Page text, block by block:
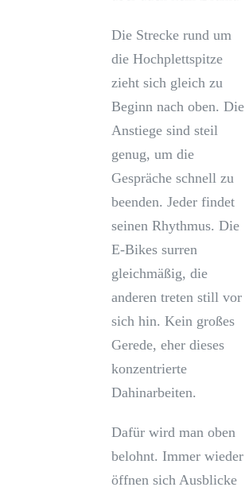
Die Strecke rund um
die Hochplettspitze
zieht sich gleich zu
Beginn nach oben. Die
Anstiege sind steil
genug, um die
Gespräche schnell zu
beenden. Jeder findet
seinen Rhythmus. Die
E-Bikes surren
gleichmäßig, die
anderen treten still vor
sich hin. Kein großes
Gerede, eher dieses
konzentrierte
Dahinarbeiten.
Dafür wird man oben
belohnt. Immer wieder
öffnen sich Ausblicke